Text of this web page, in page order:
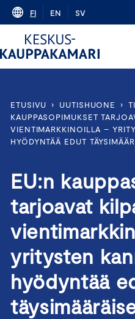
Skip
content
FI EN SV
ETUSIVU › UUTISHUONE ›
KAUPPASOPIMUKSET
VIENTIMARKKINOILLA –
HYÖDYNTÄÄ EDUT
EU:n
tarjoavat
yritysten
hyödyntää